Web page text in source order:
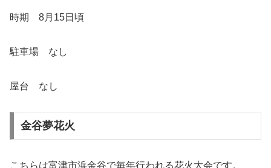
時期 8月15日頃
駐車場 なし
屋台 なし
金谷夢花火
こちらは富津市浜金谷で毎年行われる花火大会です。